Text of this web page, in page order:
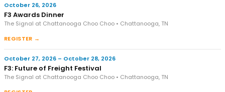
October 26, 2026
F3 Awards Dinner
The Signal at Chattanooga Choo Choo • Chattanooga, TN
REGISTER →
October 27, 2026 – October 28, 2026
F3: Future of Freight Festival
The Signal at Chattanooga Choo Choo • Chattanooga, TN